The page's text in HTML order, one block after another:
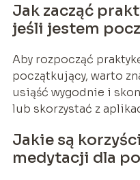
Jak zacząć
jeśli jestem
Aby rozpocząć
początkujący, warto
usiąść wygodnie i
lub skorzystać z
Jakie są
medytacji dla